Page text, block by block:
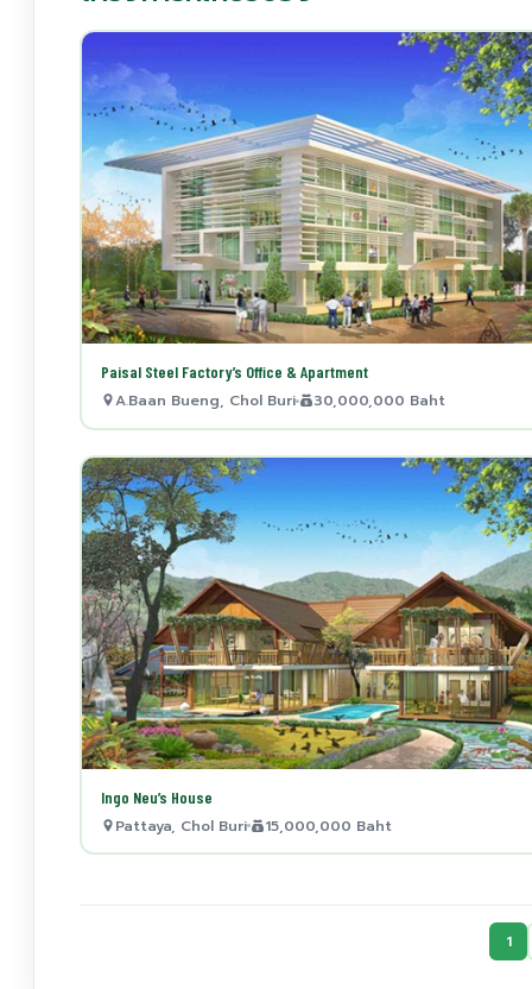
Paisal Steel Factory’s Office & Apartment
A.Baan Bueng, Chol Buri 30,000,000 Baht
Ingo Neu’s House
Pattaya, Chol Buri 15,000,000 Baht
1